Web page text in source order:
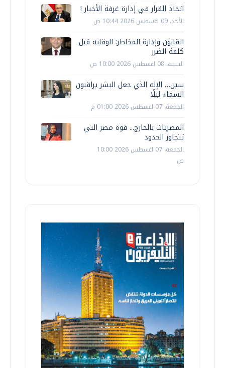
اتخاذ القرار في إدارة غرفة الأخبار !
الأحد، 09 اغسطس 2026 10:44 ص
القانون وإدارة المخاطر: الوقاية قبل
كلفة الضرر
السبت، 08 اغسطس 2026 10:00 ص
سين… الإله الذي جعل البشر يراقبون
السماء ليلًا
الجمعة، 07 اغسطس 2026 01:00 م
المصريات بالخارج... قوة مصر التي
تتجاوز الحدود
الجمعة، 07 اغسطس 2026 10:00
ص